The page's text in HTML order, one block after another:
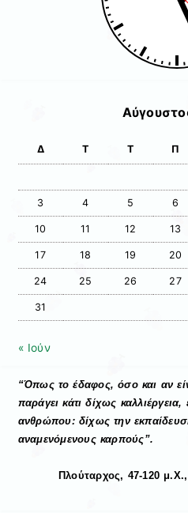
Δ Τ Τ Π
3 4 5 6
10 11 12 13
17 18 19 20
24 25 26 27
31
« Ιούν
“Όπως το έδαφος, όσο και αν
παράγει κάτι δίχως
ανθρώπου: δίχως την
αναμενόμενους καρπούς”.
Πλούταρχος, 47-120